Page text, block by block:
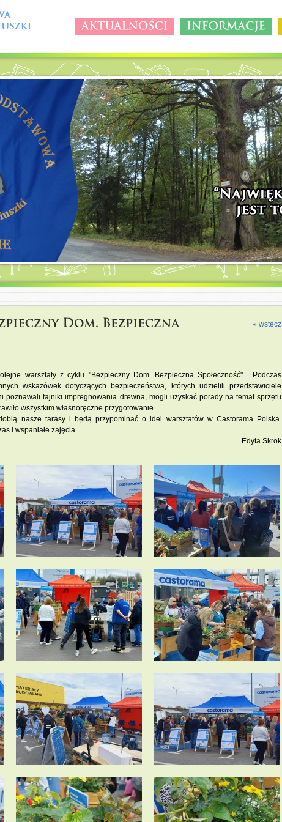
« wstecz
warsztaty z cyklu "Bezpieczny Dom. Bezpieczna Społeczność".
Podczas
wskazówek dotyczących bezpieczeństwa, których udzielili przedstawiciele
poznawali tajniki impregnowania drewna, mogli uzyskać porady na temat sprzętu
wszystkim własnoręczne przygotowanie
nasze tarasy i będą przypominać o idei warsztatów w Castorama Polska.
i wspaniałe zajęcia.
Edyta Skrok